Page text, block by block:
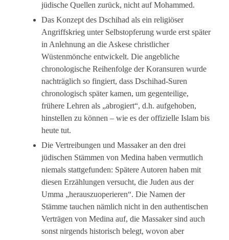
jüdische Quellen zurück, nicht auf Mohammed.
Das Konzept des Dschihad als ein religiöser
Angriffskrieg unter Selbstopferung wurde erst später
in Anlehnung an die Askese christlicher
Wüstenmönche entwickelt. Die angebliche
chronologische Reihenfolge der Koransuren wurde
nachträglich so fingiert, dass Dschihad-Suren
chronologisch später kamen, um gegenteilige,
frühere Lehren als „abrogiert“, d.h. aufgehoben,
hinstellen zu können – wie es der offizielle Islam bis
heute tut.
Die Vertreibungen und Massaker an den drei
jüdischen Stämmen von Medina haben vermutlich
niemals stattgefunden: Spätere Autoren haben mit
diesen Erzählungen versucht, die Juden aus der
Umma „herauszuoperieren“. Die Namen der
Stämme tauchen nämlich nicht in den authentischen
Verträgen von Medina auf, die Massaker sind auch
sonst nirgends historisch belegt, wovon aber